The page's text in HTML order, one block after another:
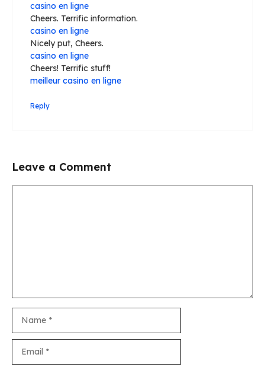
casino en ligne
Cheers. Terrific information.
casino en ligne
Nicely put, Cheers.
casino en ligne
Cheers! Terrific stuff!
meilleur casino en ligne
Reply
Leave a Comment